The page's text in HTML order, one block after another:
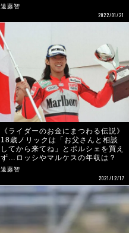
遠藤智
2022/01/21
《ライダーのお金にまつわる伝説》
18歳ノリックは「お父さんと相談
してから来てね」とポルシェを買え
ず…ロッシやマルケスの年収は？
遠藤智
2021/12/17